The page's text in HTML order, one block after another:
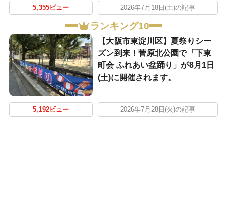
5,355ビュー 2026年7月18日(土)の記事
ランキング10
【大阪市東淀川区】夏祭りシー
ズン到来！菅原北公園で「下東
町会 ふれあい盆踊り」が8月1日
(土)に開催されます。
5,192ビュー 2026年7月28日(火)の記事